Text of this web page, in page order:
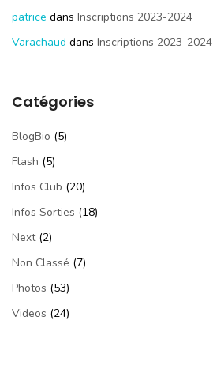
patrice dans Inscriptions 2023-2024
Varachaud dans Inscriptions 2023-2024
Catégories
BlogBio (5)
Flash (5)
Infos Club (20)
Infos Sorties (18)
Next(2)
Non Classé (7)
Photos (53)
Videos (24)